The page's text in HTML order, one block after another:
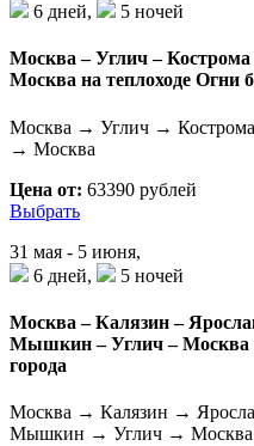
6 дней,
5 ночей
Москва – Углич –
Москва на теплоходе Огни
Москва → Углич →
→ Москва
Цена от: 63390 рублей
Выбрать
31 мая - 5 июня,
6 дней,
5 ночей
Москва – Калязин –
Мышкин – Углич – Москва
города
Москва → Калязин →
Мышкин → Углич → Москва